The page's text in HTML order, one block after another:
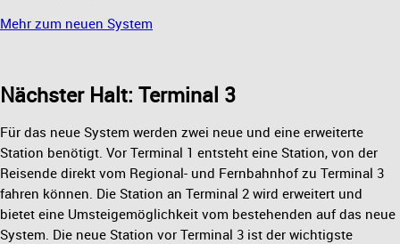
Mehr zum neuen System
Nächster Halt: Terminal 3
Für das neue System werden zwei neue und eine erweiterte
Station benötigt. Vor Terminal 1 entsteht eine Station, von der
Reisende direkt vom Regional- und Fernbahnhof zu Terminal 3
fahren können. Die Station an Terminal 2 wird erweitert und
bietet eine Umsteigemöglichkeit vom bestehenden auf das neue
System. Die neue Station vor Terminal 3 ist der wichtigste